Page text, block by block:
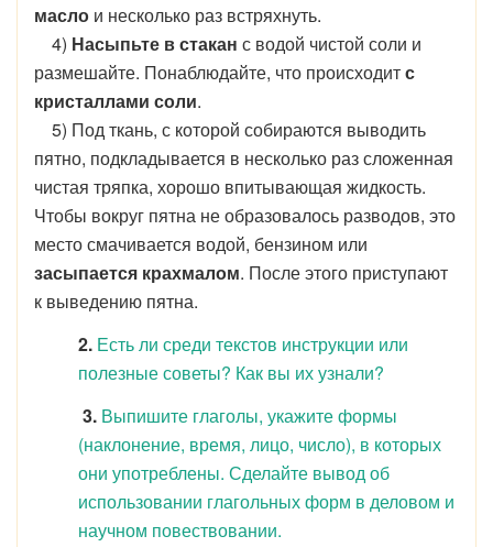
масло и несколько раз встряхнуть.
4) Насыпьте в стакан с водой чистой соли и
размешайте. Понаблюдайте, что происходитс
кристаллами соли.
5) Под ткань, с которой собираются выводить
пятно, подкладывается в несколько раз сложенная
чистая тряпка, хорошо впитывающая жидкость.
Чтобы вокруг пятна не образовалось разводов, это
место смачивается водой, бензином или
засыпается крахмалом. После этого приступают
к выведению пятна.
2. Есть ли среди текстов инструкции или
полезные советы? Как вы их узнали?
3. Выпишите глаголы, укажите формы
(наклонение, время, лицо, число), в которых
они употреблены. Сделайте вывод об
использовании глагольных форм в деловом и
научном повествовании.